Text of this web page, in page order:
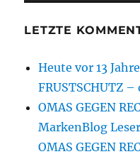
LETZTE
Heute vor 13
FRUSTSCHUTZ
OMAS GEGEN
MarkenBlog
OMAS GEGEN